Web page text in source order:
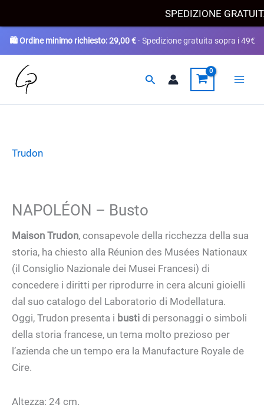
🛍️ Ordine minimo richiesto:29,00€ · Spedizione gratuita sopra i 49€
contenuto
Cerca
Trudon
NAPOLÉON – Busto
Maison Trudon, consapevole della ricchezza della sua
storia, ha chiesto alla Réunion des Musées Nationaux
(il Consiglio Nazionale dei Musei Francesi) di
concedere i diritti per riprodurre in cera alcuni gioielli
dal suo catalogo del Laboratorio di Modellatura.
Oggi, Trudon presenta i busti di personaggi o simboli
della storia francese, un tema molto prezioso per
l’azienda che un tempo era la Manufacture Royale de
Cire.
Altezza: 24 cm.
SPEDIZIONE
Scegli